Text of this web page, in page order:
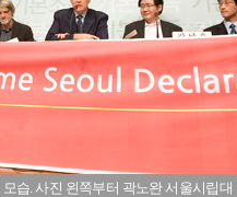
습. 사진 왼쪽부터 곽노완 서울시립대